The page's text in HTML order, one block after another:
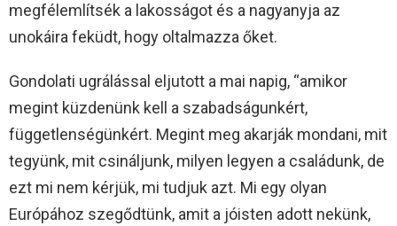
megfélemlítsék a lakosságot és a nagyanyja az
unokáira feküdt, hogy oltalmazza őket.
Gondolati ugrálással eljutott a mai napig, “amikor
megint küzdenünk kell a szabadságunkért,
függetlenségünkért. Megint meg akarják mondani, mit
tegyünk, mit csináljunk, milyen legyen a családunk, de
ezt mi nem kérjük, mi tudjuk azt. Mi egy olyan
Európához szegődtünk, amit a jóisten adott nekünk,